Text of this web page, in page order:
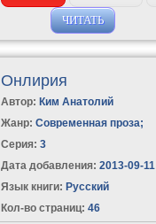
ЧИТАТЬ
Онлирия
Автор: Ким Анатолий
Жанр: Современная проза;
Серия: 3
Дата добавления: 2013-09-11
Язык книги: Русский
Кол-во страниц: 46